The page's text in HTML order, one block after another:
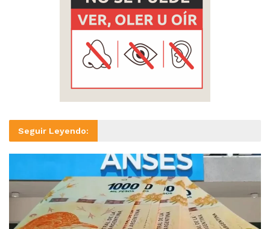
Seguir Leyendo: